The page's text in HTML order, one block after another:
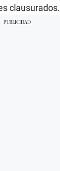
clausurados.